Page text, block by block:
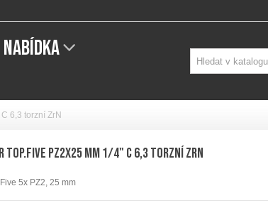
NABÍDKA
6,3 torzní ZrN
Top.Five PZ2x25 mm 1/4" C 6,3 torzní ZrN
5x PZ2, 25 mm